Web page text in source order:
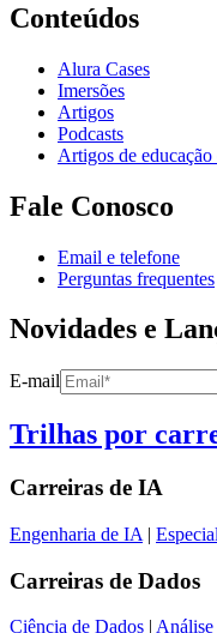
Conteúdos
Alura Cases
Imersões
Artigos
Podcasts
Artigos de
Fale Conosco
Email e telefone
Perguntas frequentes
Novidades e
E-mail
Trilhas por
Carreiras de IA
Engenharia de IA |
Carreiras de Dados
Ciência de Dados |